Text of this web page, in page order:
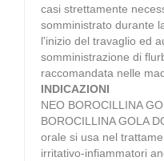
casi strettamente
somministrato durante
l'inizio del travaglio ed
somministrazione di
raccomandata nelle
INDICAZIONI
NEO BOROCILLINA
BOROCILLINA GOLA
orale si usa nel
irritativo-infiammatori